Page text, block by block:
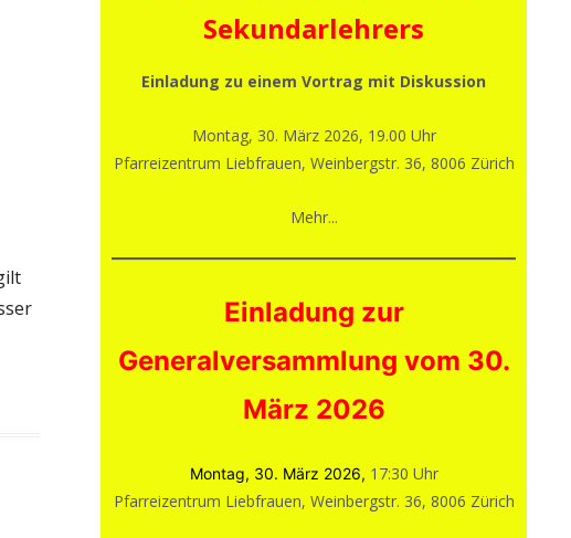
Sekundarlehrers
Einladung zu einem Vortrag mit Diskussion
Montag, 30. März 2026, 19.00 Uhr
Pfarreizentrum Liebfrauen, Weinbergstr. 36, 8006 Zürich
Mehr...
Einladung zur
Generalversammlung vom 30.
März 2026
Montag, 30. März 2026, 17:30 Uhr
Pfarreizentrum Liebfrauen, Weinbergstr. 36, 8006 Zürich